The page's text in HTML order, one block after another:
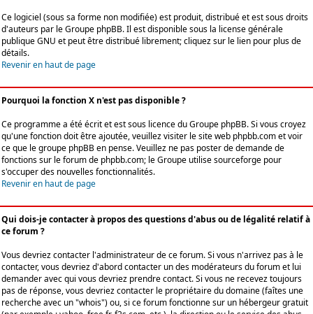
Ce logiciel (sous sa forme non modifiée) est produit, distribué et est sous droits
d'auteurs par leGroupe phpBB. Il est disponible sous la license générale
publique GNU et peut être distribué librement; cliquez sur le lien pour plus de
détails.
Revenir en haut de page
Pourquoi la fonction X n'est pas disponible ?
Ce programme a été écrit et est sous licence du Groupe phpBB. Si vous croyez
qu'une fonction doit être ajoutée, veuillez visiter le site web phpbb.com et voir
ce que le groupe phpBB en pense. Veuillez ne pas poster de demande de
fonctions sur le forum de phpbb.com; le Groupe utilise sourceforge pour
s'occuper des nouvelles fonctionnalités.
Revenir en haut de page
Qui dois-je contacter à propos des questions d'abus ou de légalité relatif à
ce forum ?
Vous devriez contacter l'administrateur de ce forum. Si vous n'arrivez pas à le
contacter, vous devriez d'abord contacter un des modérateurs du forum et lui
demander avec qui vous devriez prendre contact. Si vous ne recevez toujours
pas de réponse, vous devriez contacter le propriétaire du domaine (faîtes une
recherche avec un "whois") ou, si ce forum fonctionne sur un hébergeur gratuit